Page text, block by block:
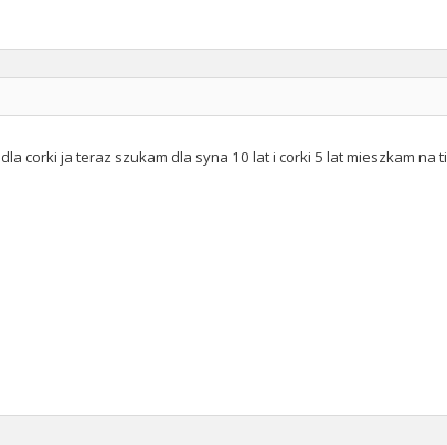
corki ja teraz szukam dla syna 10 lat i corki 5 lat mieszkam